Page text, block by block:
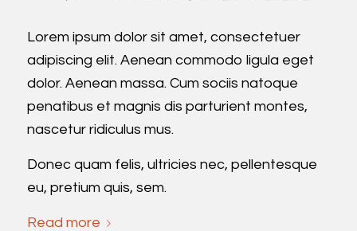
Lorem ipsum dolor sit amet, consectetuer
adipiscing elit. Aenean commodo ligula eget
dolor. Aenean massa. Cum sociis natoque
penatibus et magnis dis parturient montes,
nascetur ridiculus mus.
Donec quam felis, ultricies nec, pellentesque
eu, pretium quis, sem.
Read more